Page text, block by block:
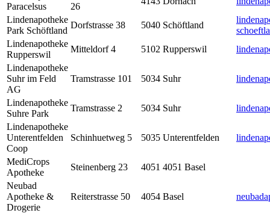
Paracelsus
26
Lindenapotheke
Park Schöftland
Dorfstrasse 38 5040 Schöftland
Lindenapotheke
Rupperswil
Mitteldorf 4 5102 Rupperswil
Lindenapotheke
Suhr im Feld
AG
Tramstrasse 101 5034 Suhr
Lindenapotheke
Suhre Park
Tramstrasse 2 5034 Suhr
Lindenapotheke
Unterentfelden
Coop
Schinhuetweg 5 5035 Unterentfelden
MediCrops
Apotheke
Steinenberg 23 4051 4051 Basel
Neubad
Apotheke &
Drogerie
Reiterstrasse 50 4054 Basel